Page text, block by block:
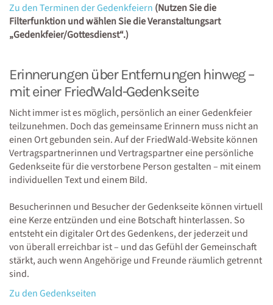
Zu den Terminen der Gedenkfeiern (Nutzen Sie die
Filterfunktion und wählen Sie die Veranstaltungsart
„Gedenkfeier/Gottesdienst“.)
Erinnerungen über Entfernungen hinweg –
mit einer FriedWald-Gedenkseite
Nicht immer ist es möglich, persönlich an einer Gedenkfeier
teilzunehmen. Doch das gemeinsame Erinnern muss nicht an
einen Ort gebunden sein. Auf der FriedWald-Website können
Vertragspartnerinnen und Vertragspartner eine persönliche
Gedenkseite für die verstorbene Person gestalten – mit einem
individuellen Text und einem Bild.
Besucherinnen und Besucher der Gedenkseite können virtuell
eine Kerze entzünden und eine Botschaft hinterlassen. So
entsteht ein digitaler Ort des Gedenkens, der jederzeit und
von überall erreichbar ist – und das Gefühl der Gemeinschaft
stärkt, auch wenn Angehörige und Freunde räumlich getrennt
sind.
Zu den Gedenkseiten